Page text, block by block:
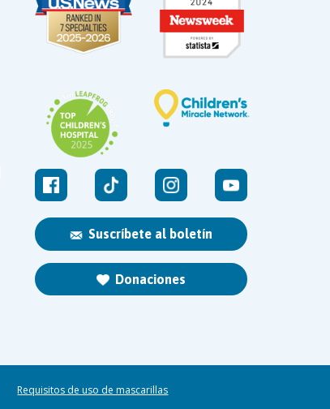
Suscríbete al boletín
Donaciones
Requisitos de uso de mascarillas